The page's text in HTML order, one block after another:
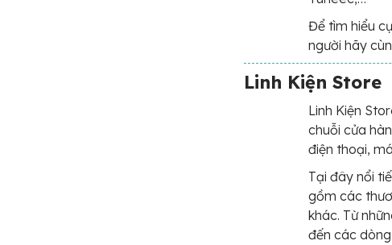
Để tìm hiểu
người hãy
Linh Kiện Store
Linh Kiện
chuỗi cửa
điện thoại,
Tại đây nổi
gồm các
khác. Từ
đến các